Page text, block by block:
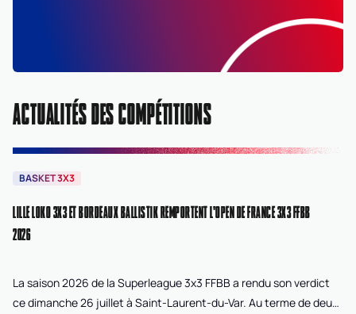
ACTUALITÉS DES COMPÉTITIONS
BASKET 3X3
LILLE LOKO 3X3 ET BORDEAUX BALLISTIK REMPORTENT L'OPEN DE FRANCE 3X3 FFBB
2026
La saison 2026 de la Superleague 3x3 FFBB a rendu son verdict
ce dimanche 26 juillet à Saint-Laurent-du-Var. Au terme de deux